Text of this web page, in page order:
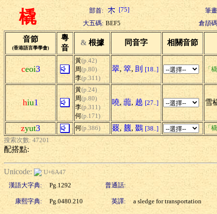
橇 部首: [75]
筆
大五碼: BEF5 倉頡
音節
(香港語言學學會)
粵
音
& 根據 同音字 相關音節
ceoi3
黃(p.42)
周(p.80)
李(p.311)
翠, 箤, 刞 [18..] 「
hiu1
黃(p.24)
周(p.80)
李(p.311)
何(p.171)
嘵, 虈, 趬 [27..] 雪
zyut3 何(p.386) 罬, 蠿, 鵽 [38..]
「
搜索次數: 47201
配搭點:
Unicode:
U+6A47
漢語大字典:
Pg.1292 普通話:
康熙字典: Pg.0480.210 英譯: a sledge for transportation